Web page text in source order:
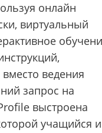
онлайн
виртуальный
ведения
запрос на
выстроена
учащийся и